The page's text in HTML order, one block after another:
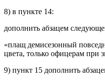
8) в пункте 14:
дополнить абзацем
«плащ демисезонный
цвета, только офицерам при
9) пункт 15 дополнить